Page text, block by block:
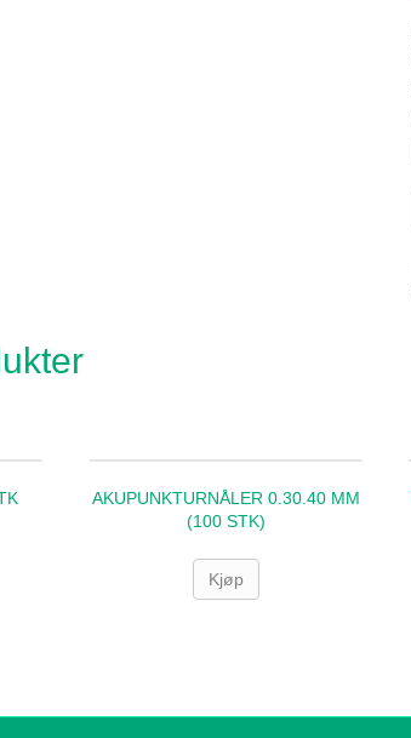
AKUPUNKTURNÅLER 0.30.40 MM
(100 STK)
Kjøp